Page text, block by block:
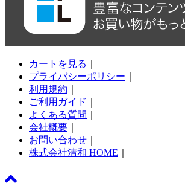
カートを見る
プライバシーポリシー
利用規約
ご利用ガイド
よくある質問
会社概要
お問い合わせ
株式会社清和 HOME